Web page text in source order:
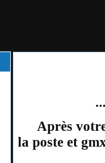
Après
la poste et